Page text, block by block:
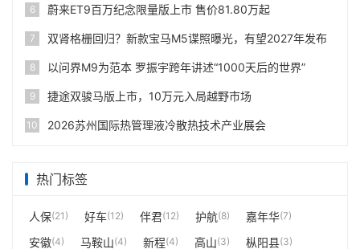
6 蔚来ET9百万纪念限量版上市 售价81.80万起
7 双肾格栅回归？新款宝马M5谍照曝光，有望2027年发布
8 以问界M9为范本 罗振宇跨年讲述“1000天后的世界”
9 捷途双骏马版上市，10万元入局越野市场
10 2026苏州国际热管理液冷散热技术产业展会
热门标签
人保(21) 好车(12) 伴君(12) 护航(8) 嘉年华(7)
安徽(4) 马鞍山(4) 新程(4) 高山(3) 枞阳县(3)